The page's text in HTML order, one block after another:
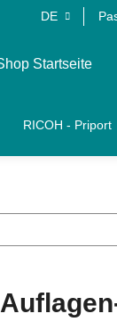
DE
RICOH - Priport